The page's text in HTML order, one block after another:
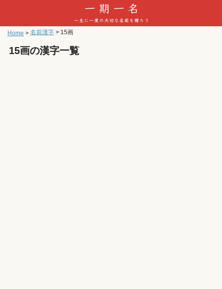
Home > 名前漢字 > 15画
15画の漢字一覧